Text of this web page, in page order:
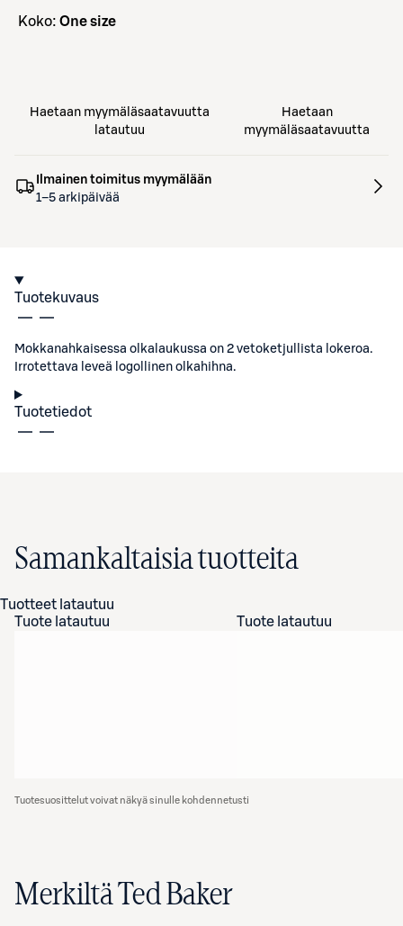
koko: One size
Haetaan myymäläsaatavuutta
latautuu
Haetaan
myymäläsaatavuutta
Ilmainen toimitus myymälään
1–5 arkipäivää
Tuotekuvaus
Mokkanahkaisessa olkalaukussa on 2 vetoketjullista lokeroa.
Irrotettava leveä logollinen olkahihna.
Tuotetiedot
Samankaltaisia tuotteita
Tuotteet latautuu
Tuote latautuu
Tuote latautuu
Tuotesuosittelut voivat näkyä sinulle kohdennetusti
Merkiltä Ted Baker